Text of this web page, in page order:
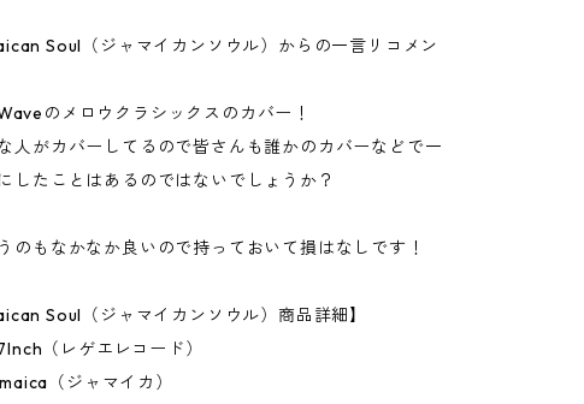
Soul（ジャマイカンソウル）からの一言リコメン
のメロウクラシックスのカバー！
人がカバーしてるので皆さんも誰かのカバーなどで一
したことはあるのではないでしょうか？
のもなかなか良いので持っておいて損はなしです！
Soul（ジャマイカンソウル）商品詳細】
（レゲエレコード）
（ジャマイカ）